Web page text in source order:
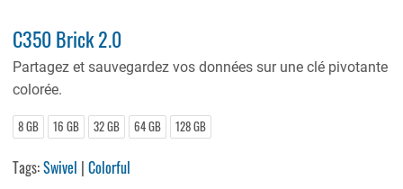
C350 Brick 2.0
Partagez et sauvegardez vos données sur une clé pivotante
colorée.
8 GB 16 GB 32 GB 64 GB 128 GB
Tags:Swivel |Colorful